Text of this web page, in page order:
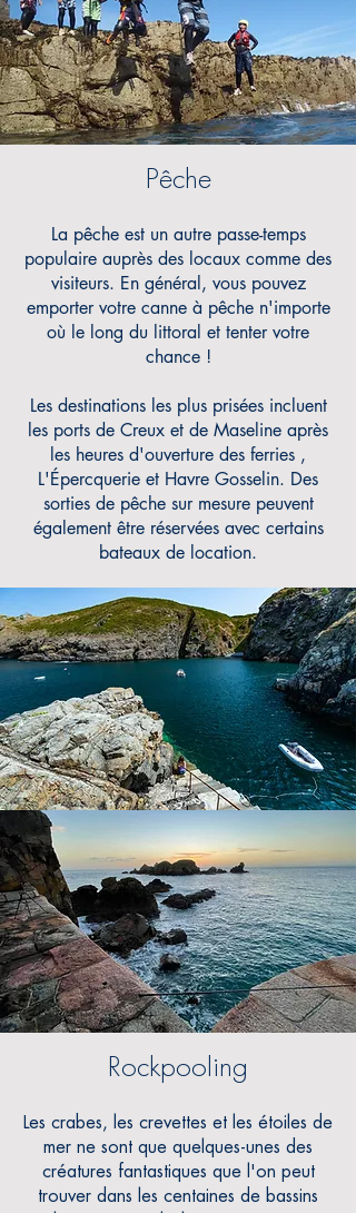
Pêche
La pêche est un autre passe-temps
populaire auprès des locaux comme des
visiteurs. En général, vous pouvez
emporter votre canne à pêche n'importe
où le long du littoral et tenter votre
chance !
Les destinations les plus prisées incluent
les ports de Creux et de Maseline après
les heures d'ouverture des ferries ,
L'Épercquerie et Havre Gosselin. Des
sorties de pêche sur mesure peuvent
également être réservées avec certains
bateaux de location.
Rockpooling
Les crabes, les crevettes et les étoiles de
mer ne sont que quelques-unes des
créatures fantastiques que l'on peut
trouver dans les centaines de bassins